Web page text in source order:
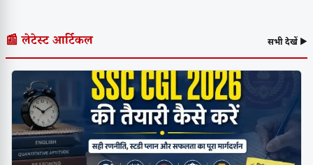
📰 लेटेस्ट आर्टिकल सभी देखें ▶